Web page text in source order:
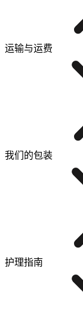
运输与运费
我们的包装
护理指南